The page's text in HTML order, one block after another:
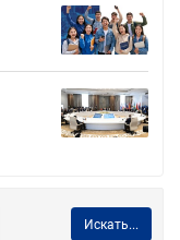
Искать...